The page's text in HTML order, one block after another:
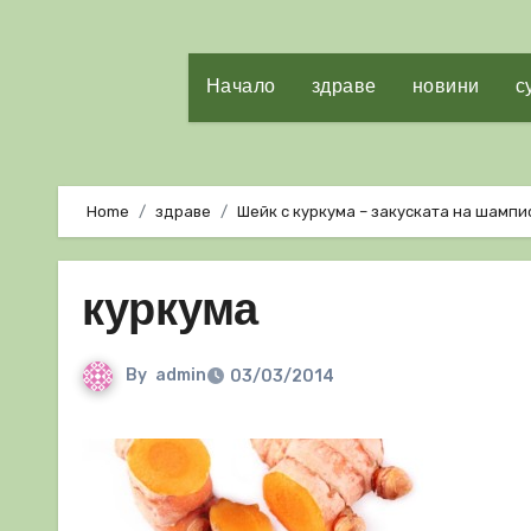
Начало здраве новини
Home здраве Шейк с куркума – закуската на
куркума
By admin 03/03/2014